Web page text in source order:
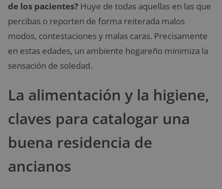
de los pacientes? Huye de todas aquellas en las que
percibas o reporten de forma reiterada malos
modos, contestaciones y malas caras. Precisamente
en estas edades, un ambiente hogareño minimiza la
sensación de soledad.
La alimentación y la higiene,
claves para catalogar una
buena residencia de
ancianos